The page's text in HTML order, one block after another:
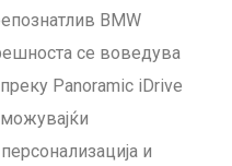
BMW
се воведува
Panoramic iDrive
и